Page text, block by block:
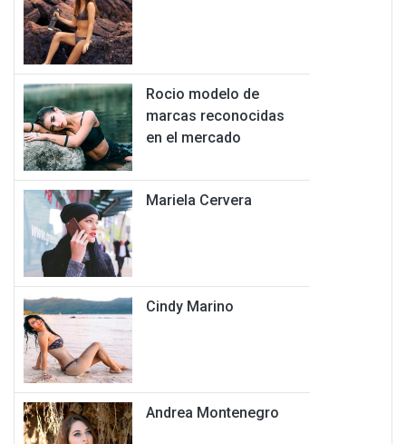
Rocio modelo de
marcas reconocidas
en el mercado
Mariela Cervera
Cindy Marino
Andrea Montenegro